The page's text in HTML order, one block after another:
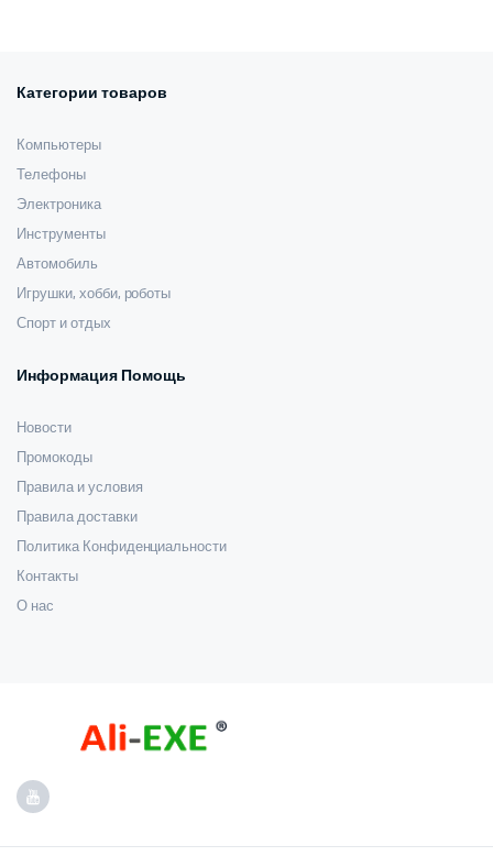
Категории товаров
Компьютеры
Телефоны
Электроника
Инструменты
Автомобиль
Игрушки, хобби, роботы
Спорт и отдых
Информация Помощь
Новости
Промокоды
Правила и условия
Правила доставки
Политика Конфиденциальности
Контакты
О нас